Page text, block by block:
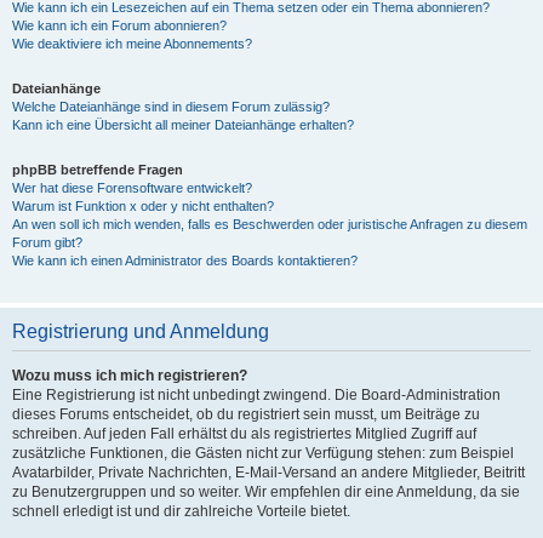
Wie kann ich ein Lesezeichen auf ein Thema setzen oder ein Thema abonnieren?
Wie kann ich ein Forum abonnieren?
Wie deaktiviere ich meine Abonnements?
Dateianhänge
Welche Dateianhänge sind in diesem Forum zulässig?
Kann ich eine Übersicht all meiner Dateianhänge erhalten?
phpBB betreffende Fragen
Wer hat diese Forensoftware entwickelt?
Warum ist Funktion x oder y nicht enthalten?
An wen soll ich mich wenden, falls es Beschwerden oder juristische Anfragen zu diesem
Forum gibt?
Wie kann ich einen Administrator des Boards kontaktieren?
Registrierung und Anmeldung
Wozu muss ich mich registrieren?
Eine Registrierung ist nicht unbedingt zwingend. Die Board-Administration
dieses Forums entscheidet, ob du registriert sein musst, um Beiträge zu
schreiben. Auf jeden Fall erhältst du als registriertes Mitglied Zugriff auf
zusätzliche Funktionen, die Gästen nicht zur Verfügung stehen: zum Beispiel
Avatarbilder, Private Nachrichten, E-Mail-Versand an andere Mitglieder, Beitritt
zu Benutzergruppen und so weiter. Wir empfehlen dir eine Anmeldung, da sie
schnell erledigt ist und dir zahlreiche Vorteile bietet.